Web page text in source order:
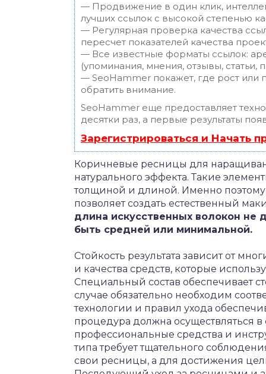
— Продвижение в один клик,
лучших ссылок с высокой степенью
— Регулярная проверка качества
пересчет показателей качества
— Все известные форматы ссылок:
(упоминания, мнения, отзывы, статьи,
— SeoHammer покажет, где рост или
обратить внимание.
SeoHammer еще предоставляет
десятки раз, а первые результаты
Зарегистрироваться и Начать
Коричневые ресницы для
натурального эффекта. Такие
толщиной и длиной. Именно
позволяет создать естественный
длина искусственных волокон
быть средней или минимальной.
Стойкость результата зависит от
и качества средств, которые
Специальный состав обеспечивает
случае обязательно необходим
технологии и правил ухода
процедура должна осуществляться в
профессиональные средства и
типа требует тщательного
свои ресницы, а для достижения